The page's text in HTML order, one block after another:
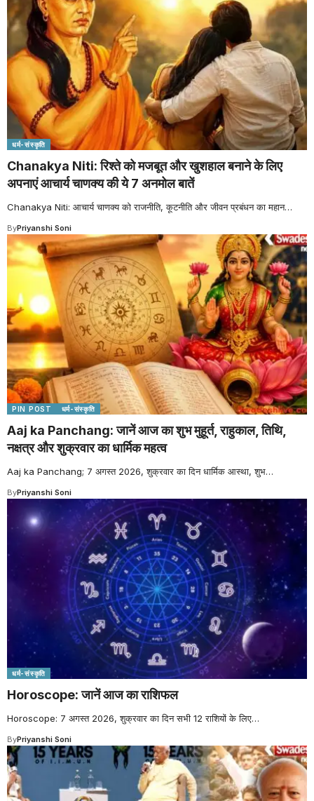
धर्म-संस्कृति
Chanakya Niti: रिश्ते को मजबूत और खुशहाल बनाने के लिए
अपनाएं आचार्य चाणक्य की ये 7 अनमोल बातें
Chanakya Niti: आचार्य चाणक्य को राजनीति, कूटनीति और जीवन प्रबंधन का महान…
ByPriyanshi Soni
PIN POST धर्म-संस्कृति
Aaj ka Panchang: जानें आज का शुभ मुहूर्त, राहुकाल, तिथि,
नक्षत्र और शुक्रवार का धार्मिक महत्व
Aaj ka Panchang; 7 अगस्त 2026, शुक्रवार का दिन धार्मिक आस्था, शुभ…
ByPriyanshi Soni
धर्म-संस्कृति
Horoscope: जानें आज का राशिफल
Horoscope: 7 अगस्त 2026, शुक्रवार का दिन सभी 12 राशियों के लिए…
ByPriyanshi Soni